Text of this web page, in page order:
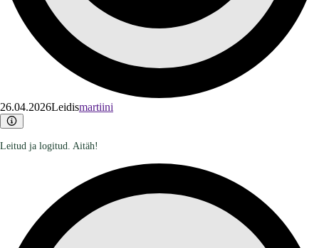
26.04.2026Leidismartiini
Leitud ja logitud. Aitäh!